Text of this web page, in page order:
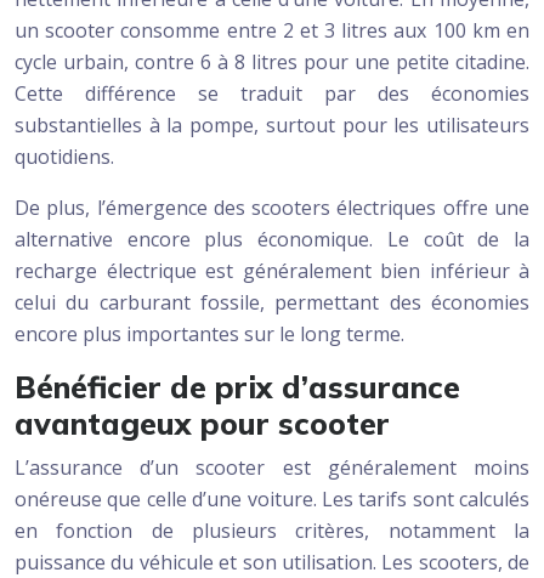
un scooter consomme entre 2 et 3 litres aux 100 km en
cycle urbain, contre 6 à 8 litres pour une petite citadine.
Cette différence se traduit par des économies
substantielles à la pompe, surtout pour les utilisateurs
quotidiens.
De plus, l’émergence des scooters électriques offre une
alternative encore plus économique. Le coût de la
recharge électrique est généralement bien inférieur à
celui du carburant fossile, permettant des économies
encore plus importantes sur le long terme.
Bénéficier de prix d’assurance
avantageux pour scooter
L’assurance d’un scooter est généralement moins
onéreuse que celle d’une voiture. Les tarifs sont calculés
en fonction de plusieurs critères, notamment la
puissance du véhicule et son utilisation. Les scooters, de